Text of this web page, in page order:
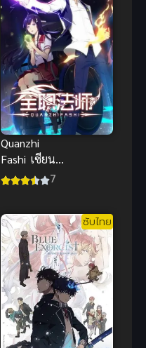
Quanzhi
Fashi เซียน
จอมเวทย์เต็ม
7
ซับไทย